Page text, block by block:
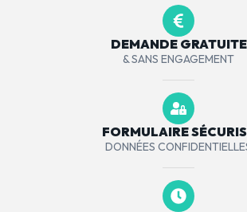
DEMANDE GRATUITE
& SANS ENGAGEMENT
FORMULAIRE
DONNÉES